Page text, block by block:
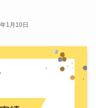
1月10日